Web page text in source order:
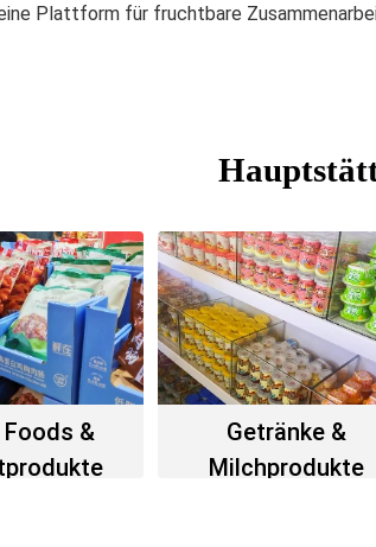
Plattform für fruchtbare
Foods &
Getränke &
Milchprodukte